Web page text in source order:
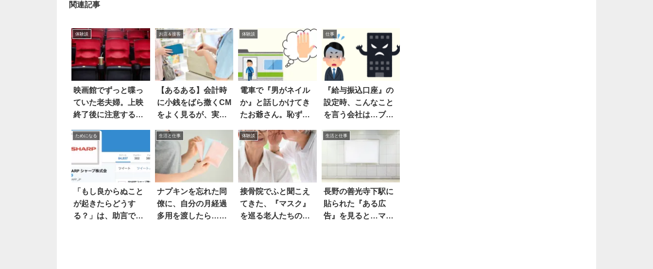
関連記事
体験談
映画館でずっと喋っ
ていた老夫婦。上映
終了後に注意する
お店＆接客
【あるある】会計時
に小銭をばら撒くCM
をよく見るが、実際
体験談
電車で『男がネイル
か』と話しかけてき
たお爺さん。恥ずか
仕事
『給与振込口座』の
設定時、こんなこと
を言う会社は…ブラ
ためになる
「もし良からぬこと
が起きたらどうす
る？」は、助言では
生活と仕事
ナプキンを忘れた同
僚に、自分の月経過
多用を渡したら…笑
体験談
接骨院でふと聞こえ
てきた、『マスク』
を巡る老人たちの会
生活と仕事
長野の善光寺下駅に
貼られた『ある広
告』を見ると…マジ